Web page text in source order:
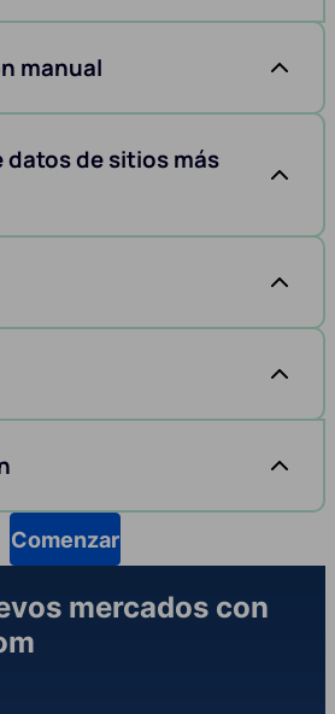
manual
datos de sitios más
Comenzar
mercados con